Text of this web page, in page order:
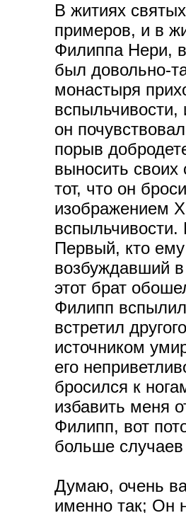
В житиях
примеров, и в
Филиппа Нери,
был довольно-
монастыря
он
порыв
выносить своих
тот, что он
изображением
Первый, кто
возбуждавший
этот брат
Филипп
встретил
источником
его
бросился к
избавить меня
Филипп, вот
больше случаев
Думаю, очень
именно так; Он